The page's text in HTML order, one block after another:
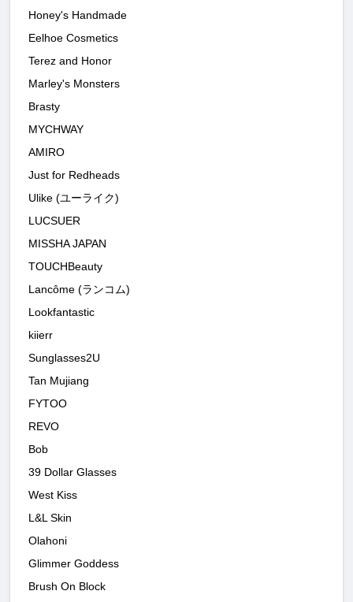
Honey's Handmade
Eelhoe Cosmetics
Terez and Honor
Marley's Monsters
Brasty
MYCHWAY
AMIRO
Just for Redheads
Ulike (ユーライク)
LUCSUER
MISSHA JAPAN
TOUCHBeauty
Lancôme (ランコム)
Lookfantastic
kiierr
Sunglasses2U
Tan Mujiang
FYTOO
REVO
Bob
39 Dollar Glasses
West Kiss
L&L Skin
Olahoni
Glimmer Goddess
Brush On Block